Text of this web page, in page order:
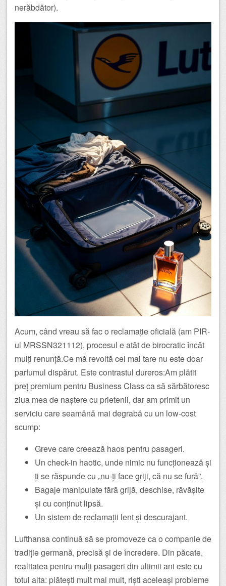
nerăbdător).
Acum, când vreau să fac o reclamație oficială (am PIR-
ul MRSSN321112), procesul e atât de birocratic încât
mulți renunță.Ce mă revoltă cel mai tare nu este doar
parfumul dispărut. Este contrastul dureros:Am plătit
preț premium pentru Business Class ca să sărbătoresc
ziua mea de naștere cu prietenii, dar am primit un
serviciu care seamănă mai degrabă cu un low-cost
scump:
Greve care creează haos pentru pasageri.
Un check-in haotic, unde nimic nu funcționează și
ți se răspunde cu „nu-ți face griji, că nu se fură”.
Bagaje manipulate fără grijă, deschise, răvășite
și cu conținut lipsă.
Un sistem de reclamații lent și descurajant.
Lufthansa continuă să se promoveze ca o companie de
tradiție germană, precisă și de încredere. Din păcate,
realitatea pentru mulți pasageri din ultimii ani este cu
totul alta: plătești mult mai mult, riști aceleași probleme